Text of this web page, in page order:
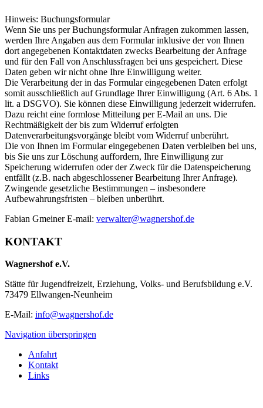
Hinweis: Buchungsformular
Wenn Sie uns per Buchungsformular Anfragen zukommen lassen,
werden Ihre Angaben aus dem Formular inklusive der von Ihnen
dort angegebenen Kontaktdaten zwecks Bearbeitung der Anfrage
und für den Fall von Anschlussfragen bei uns gespeichert. Diese
Daten geben wir nicht ohne Ihre Einwilligung weiter.
Die Verarbeitung der in das Formular eingegebenen Daten erfolgt
somit ausschließlich auf Grundlage Ihrer Einwilligung (Art. 6 Abs. 1
lit. a DSGVO). Sie können diese Einwilligung jederzeit widerrufen.
Dazu reicht eine formlose Mitteilung per E-Mail an uns. Die
Rechtmäßigkeit der bis zum Widerruf erfolgten
Datenverarbeitungsvorgänge bleibt vom Widerruf unberührt.
Die von Ihnen im Formular eingegebenen Daten verbleiben bei uns,
bis Sie uns zur Löschung auffordern, Ihre Einwilligung zur
Speicherung widerrufen oder der Zweck für die Datenspeicherung
entfällt (z.B. nach abgeschlossener Bearbeitung Ihrer Anfrage).
Zwingende gesetzliche Bestimmungen – insbesondere
Aufbewahrungsfristen – bleiben unberührt.
Fabian Gmeiner E-mail: verwalter@wagnershof.de
KONTAKT
Wagnershof e.V.
Stätte für Jugendfreizeit, Erziehung, Volks- und Berufsbildung e.V.
73479 Ellwangen-Neunheim
E-Mail: info@wagnershof.de
Navigation überspringen
Anfahrt
Kontakt
Links